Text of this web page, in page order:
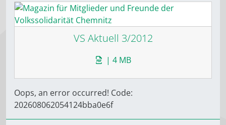
VS Aktuell 3/2012
| 4 MB
Oops, an error occurred! Code:
202608062054124bba0e6f